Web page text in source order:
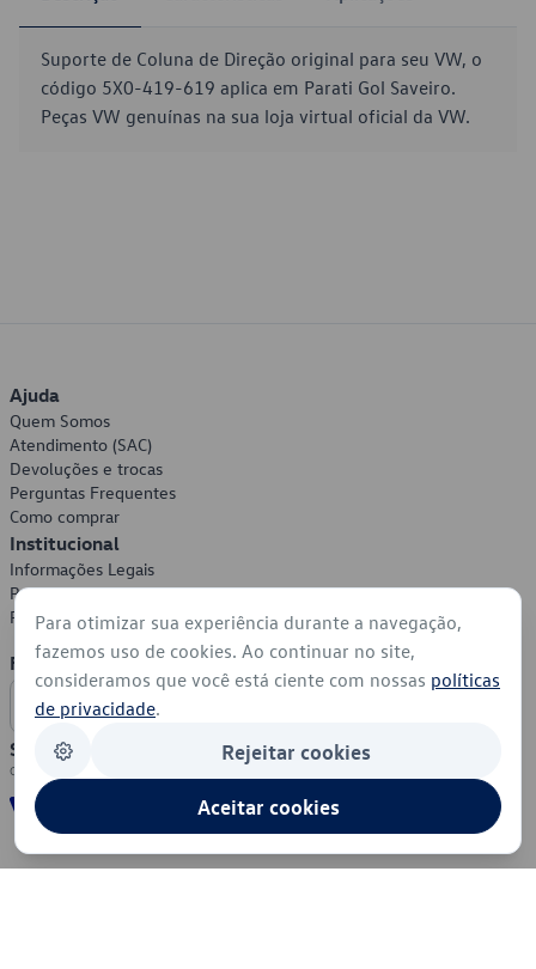
Suporte de Coluna de Direção original para seu VW, o
código 5X0-419-619 aplica em Parati Gol Saveiro.
Peças VW genuínas na sua loja virtual oficial da VW.
Ajuda
Quem Somos
Atendimento (SAC)
Devoluções e trocas
Perguntas Frequentes
Como comprar
Institucional
Informações Legais
Política de Privacidade
Política de Cookies
Formas de Pagamento
Segurança
Para otimizar sua experiência durante a navegação,
fazemos uso de cookies. Ao continuar no site,
consideramos que você está ciente com nossas políticas
de privacidade.
Rejeitar cookies
Aceitar cookies